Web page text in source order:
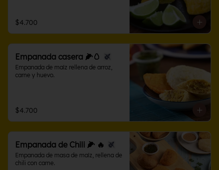
$4.700
Empanada casera 🌽🥚
Empanada de maíz rellena de arroz,
carne y huevo.
$4.700
Empanada de Chili 🌽 🔥
Empanada de masa de maíz, rellena de
chili con carne.